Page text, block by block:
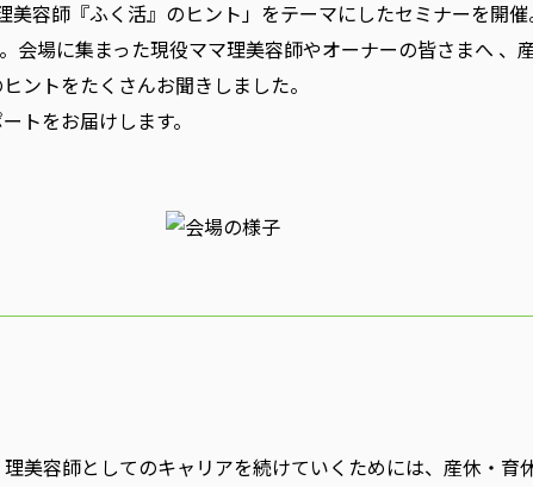
容師『ふく活』のヒント」をテーマにしたセミナーを開催
会場に集まった現役ママ理美容師やオーナーの皆さまへ 、
ントをたくさんお聞きしました。
トをお届けします。
美容師としてのキャリアを続けていくためには、産休・育